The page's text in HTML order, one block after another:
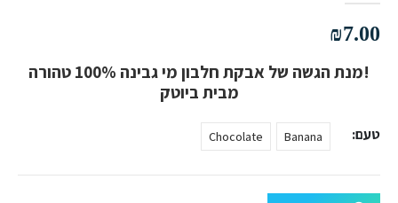
₪7.00
!מנת הגשה של אבקת חלבון מי גבינה 100% טהורה
מבית ביוטק
טעם Banana
Chocolate